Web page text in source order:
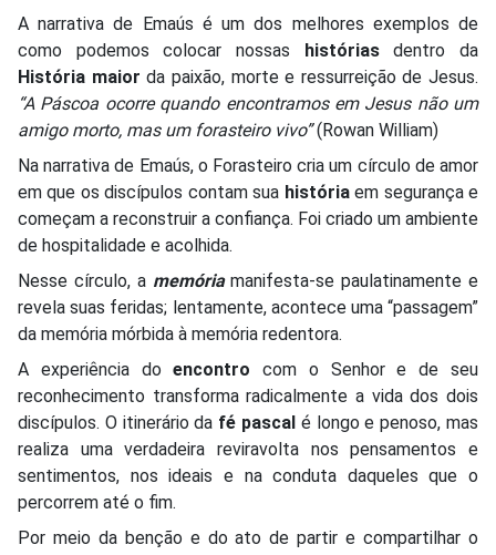
A narrativa de Emaús é um dos melhores exemplos de
como podemos colocar nossas históriasdentro da
História maior da paixão, morte e ressurreição de Jesus.
“A Páscoa ocorre quando encontramos em Jesus não um
amigo morto, mas um forasteiro vivo”(Rowan William)
Na narrativa de Emaús, o Forasteiro cria um círculo de amor
em que os discípulos contam sua históriaem segurança e
começam a reconstruir a confiança. Foi criado um ambiente
de hospitalidade e acolhida.
Nesse círculo, a memóriamanifesta-se paulatinamente e
revela suas feridas; lentamente, acontece uma “passagem”
da memória mórbida à memória redentora.
A experiência doencontro com o Senhor e de seu
reconhecimento transforma radicalmente a vida dos dois
discípulos. O itinerário da fé pascal é longo e penoso, mas
realiza uma verdadeira reviravolta nos pensamentos e
sentimentos, nos ideais e na conduta daqueles que o
percorrem até o fim.
Por meio da benção e do ato de partir e compartilhar o